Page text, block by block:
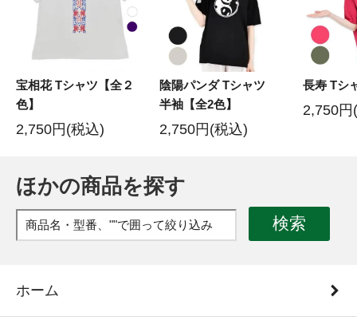
宝相花 Tシャツ【全２
色】
2,750円(税込)
陰陽パンダ Tシャツ
半袖【全2色】
2,750円(税込)
長寿 Tシ
2,750円
ほかの商品を探す
検索
ホーム